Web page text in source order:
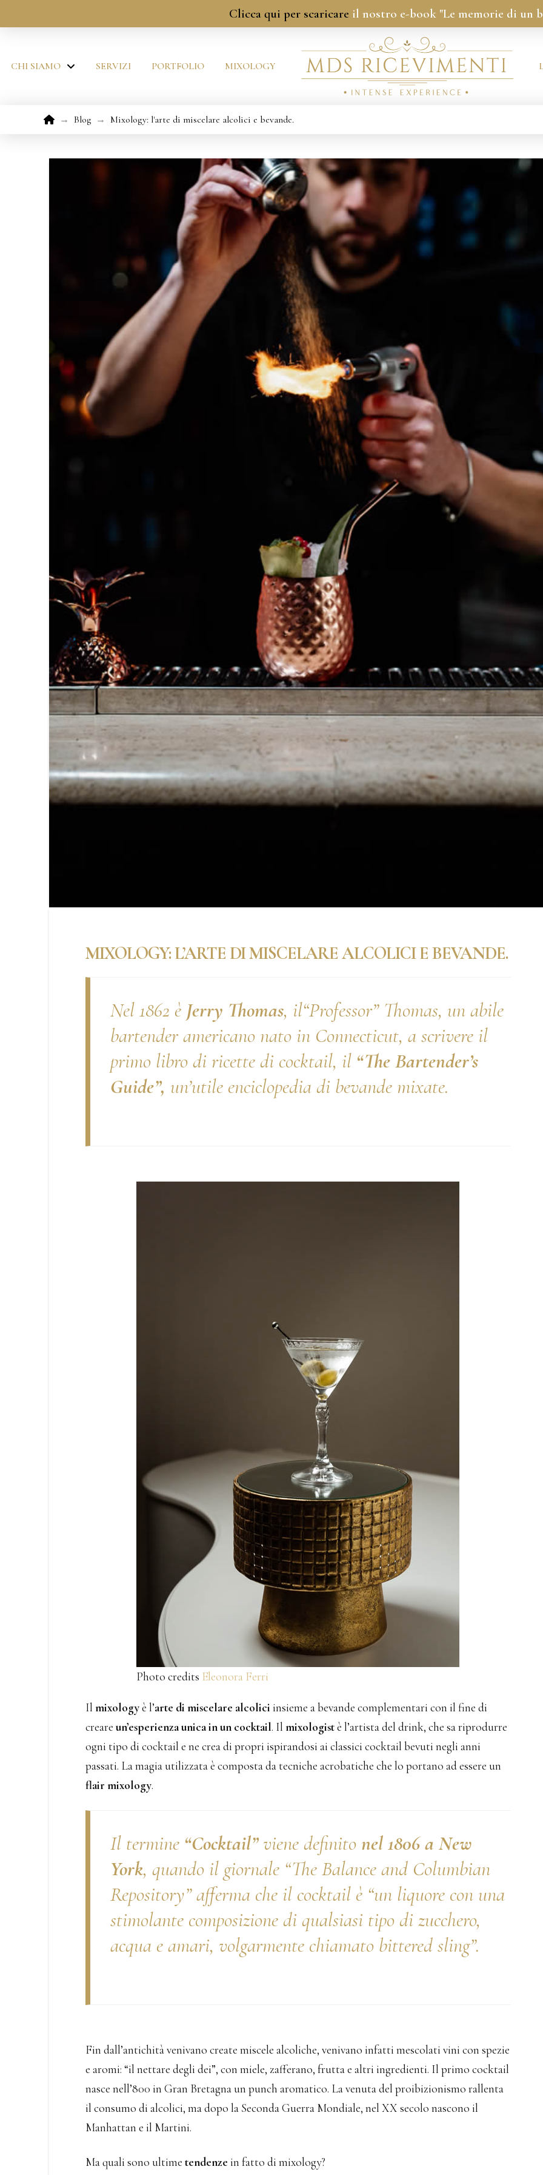
Clicca qui per scaricare il nostro e-book "Le memorie di un
CHI SIAMO SERVIZI PORTFOLIO MIXOLOGY
Home
→ Blog → Mixology: l'arte di miscelare alcolici e bevande.
MIXOLOGY: L’ARTE DI MISCELARE ALCOLICI E BEVANDE.
Nel 1862 è Jerry Thomas, il“Professor” Thomas, un abile
bartender americano nato in Connecticut, a scrivere il
primo libro di ricette di cocktail, il “The Bartender’s
Guide”, un’utile enciclopedia di bevande mixate.
Photo credits Eleonora Ferri
Il mixologyè l’arte di miscelare alcolici insieme a bevande complementari con il fine di
creare un’esperienza unica in un cocktail. Il mixologistè l’artista del drink, che sa riprodurre
ogni tipo di cocktail e ne crea di propri ispirandosi ai classici cocktail bevuti negli anni
passati. La magia utilizzata è composta da tecniche acrobatiche che lo portano ad essere un
flair mixology.
Il termine“Cocktail”viene definito nel 1806 a New
York, quando il giornale “The Balance and Columbian
Repository” afferma che il cocktail è “un liquore con una
stimolante composizione di qualsiasi tipo di zucchero,
acqua e amari, volgarmente chiamato bittered sling”.
Fin dall’antichità venivano create miscele alcoliche, venivano infatti mescolati vini con spezie
e aromi: “il nettare degli dei”, con miele, zafferano, frutta e altri ingredienti. Il primo cocktail
nasce nell’800 in Gran Bretagna un punch aromatico. La venuta del proibizionismo rallenta
il consumo di alcolici, ma dopo la Seconda Guerra Mondiale, nel XX secolo nascono il
Manhattan e il Martini.
Ma quali sono ultime tendenze in fatto di mixology?